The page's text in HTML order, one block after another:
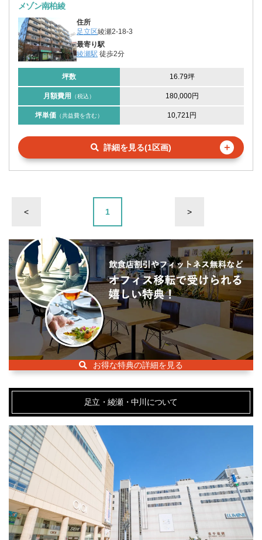
メゾン南柏綾
住所
足立区綾瀬2-18-3
最寄り駅
綾瀬駅 徒歩2分
坪数 16.79坪
月額費用 （税込） 180,000円
坪単価 （共益費を含む） 10,721円
詳細を見る(1区画) ＋
< 1 >
お得な特典の詳細を見る
足立・綾瀬・中川について